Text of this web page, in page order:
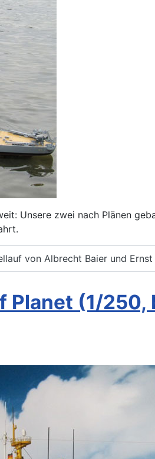
Unsere zwei nach Plänen
von Albrecht Baier und Ernst
(1/250,